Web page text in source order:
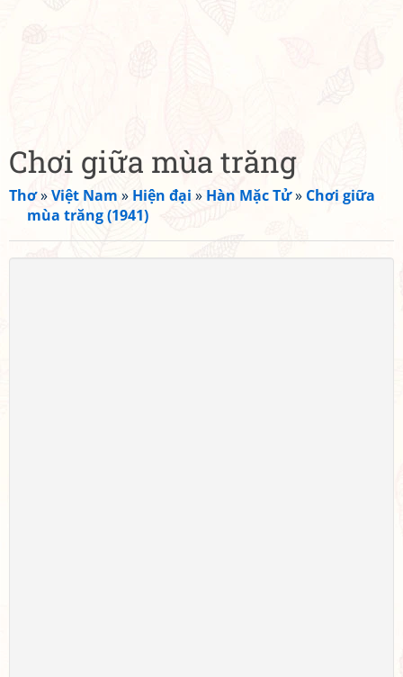
Chơi giữa mùa trăng
Thơ»Việt Nam » Hiện đại » Hàn Mặc Tử» Chơi giữa
mùa trăng (1941)